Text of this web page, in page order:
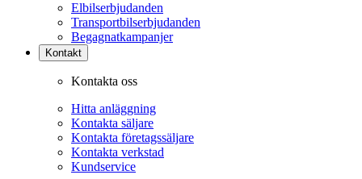
Elbilserbjudanden
Transportbilserbjudanden
Begagnatkampanjer
Kontakt
Kontakta oss
Hitta anläggning
Kontakta säljare
Kontakta företagssäljare
Kontakta verkstad
Kundservice